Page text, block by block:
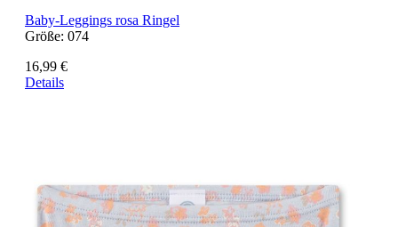
Baby-Leggings rosa Ringel
Größe: 074
16,99 €
Details